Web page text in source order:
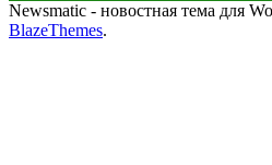
Newsmatic - новостная тема для
BlazeThemes.